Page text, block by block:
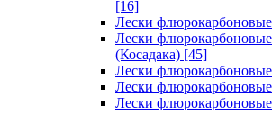
[16]
Лески
Лески флюрокарбоновые
(Косадака) [45]
Лески
Лески
Лески